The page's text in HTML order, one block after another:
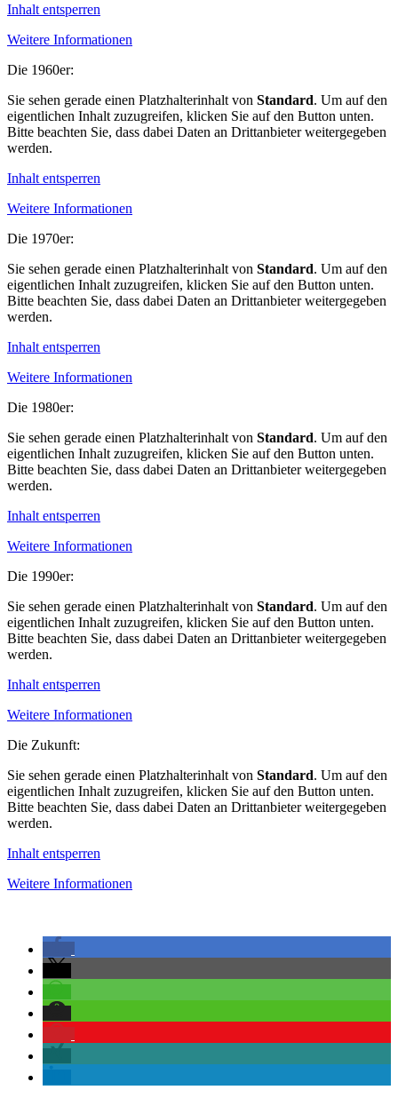
Inhalt entsperren
Weitere Informationen
Die 1960er:
Sie sehen gerade einen Platzhalterinhalt von Standard. Um auf den
eigentlichen Inhalt zuzugreifen, klicken Sie auf den Button unten.
Bitte beachten Sie, dass dabei Daten an Drittanbieter weitergegeben
werden.
Inhalt entsperren
Weitere Informationen
Die 1970er:
Sie sehen gerade einen Platzhalterinhalt von Standard. Um auf den
eigentlichen Inhalt zuzugreifen, klicken Sie auf den Button unten.
Bitte beachten Sie, dass dabei Daten an Drittanbieter weitergegeben
werden.
Inhalt entsperren
Weitere Informationen
Die 1980er:
Sie sehen gerade einen Platzhalterinhalt von Standard. Um auf den
eigentlichen Inhalt zuzugreifen, klicken Sie auf den Button unten.
Bitte beachten Sie, dass dabei Daten an Drittanbieter weitergegeben
werden.
Inhalt entsperren
Weitere Informationen
Die 1990er:
Sie sehen gerade einen Platzhalterinhalt von Standard. Um auf den
eigentlichen Inhalt zuzugreifen, klicken Sie auf den Button unten.
Bitte beachten Sie, dass dabei Daten an Drittanbieter weitergegeben
werden.
Inhalt entsperren
Weitere Informationen
Die Zukunft:
Sie sehen gerade einen Platzhalterinhalt von Standard. Um auf den
eigentlichen Inhalt zuzugreifen, klicken Sie auf den Button unten.
Bitte beachten Sie, dass dabei Daten an Drittanbieter weitergegeben
werden.
Inhalt entsperren
Weitere Informationen